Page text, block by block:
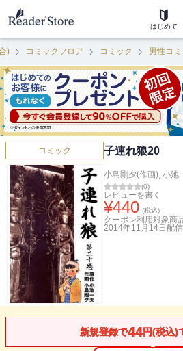
はじめて
) コミックフロア コミック 男性コミ
コミック 子連れ狼20
小島剛夕(作画), 小池
(0)
レビューを書く
¥440 (税込)
クーポン利用対象商
2014年11月14日 配信
新規登録で44円(税込)